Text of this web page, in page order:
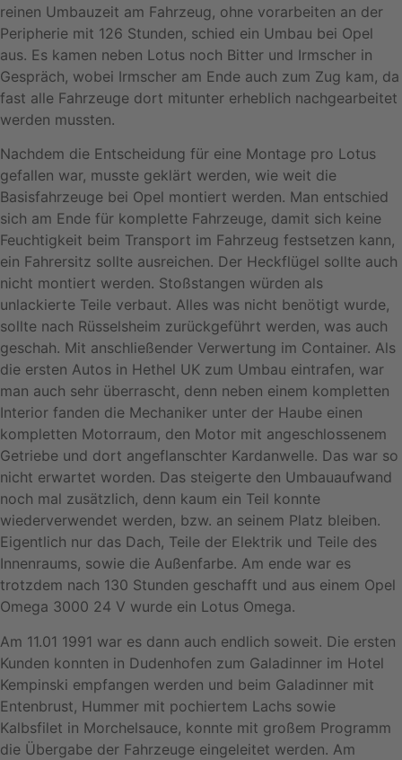
reinen Umbauzeit am Fahrzeug, ohne vorarbeiten an der
Peripherie mit 126 Stunden, schied ein Umbau bei Opel
aus. Es kamen neben Lotus noch Bitter und Irmscher in
Gespräch, wobei Irmscher am Ende auch zum Zug kam, da
fast alle Fahrzeuge dort mitunter erheblich nachgearbeitet
werden mussten.
Nachdem die Entscheidung für eine Montage pro Lotus
gefallen war, musste geklärt werden, wie weit die
Basisfahrzeuge bei Opel montiert werden. Man entschied
sich am Ende für komplette Fahrzeuge, damit sich keine
Feuchtigkeit beim Transport im Fahrzeug festsetzen kann,
ein Fahrersitz sollte ausreichen. Der Heckflügel sollte auch
nicht montiert werden. Stoßstangen würden als
unlackierte Teile verbaut. Alles was nicht benötigt wurde,
sollte nach Rüsselsheim zurückgeführt werden, was auch
geschah. Mit anschließender Verwertung im Container. Als
die ersten Autos in Hethel UK zum Umbau eintrafen, war
man auch sehr überrascht, denn neben einem kompletten
Interior fanden die Mechaniker unter der Haube einen
kompletten Motorraum, den Motor mit angeschlossenem
Getriebe und dort angeflanschter Kardanwelle. Das war so
nicht erwartet worden. Das steigerte den Umbauaufwand
noch mal zusätzlich, denn kaum ein Teil konnte
wiederverwendet werden, bzw. an seinem Platz bleiben.
Eigentlich nur das Dach, Teile der Elektrik und Teile des
Innenraums, sowie die Außenfarbe. Am ende war es
trotzdem nach 130 Stunden geschafft und aus einem Opel
Omega 3000 24 V wurde ein Lotus Omega.
Am 11.01 1991 war es dann auch endlich soweit. Die ersten
Kunden konnten in Dudenhofen zum Galadinner im Hotel
Kempinski empfangen werden und beim Galadinner mit
Entenbrust, Hummer mit pochiertem Lachs sowie
Kalbsfilet in Morchelsauce, konnte mit großem Programm
die Übergabe der Fahrzeuge eingeleitet werden. Am